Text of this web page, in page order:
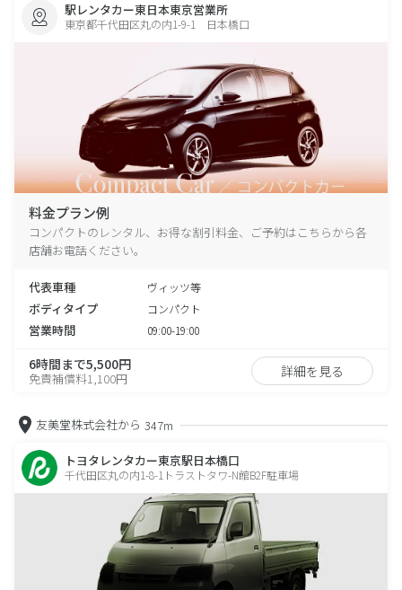
駅レンタカー東日本東京営業所
東京都千代田区丸の内1-9-1 日本橋口
料金プラン例
コンパクトのレンタル、お得な割引料金、ご予約はこちらから各
店舗お電話ください。
代表車種 ヴィッツ等
ボディタイプ コンパクト
営業時間 09:00-19:00
6時間まで5,500円
免責補償料1,100円 詳細を見る
友美堂株式会社から 347m
トヨタレンタカー東京駅日本橋口
千代田区丸の内1-8-1トラストタワ-N館B2F駐車場